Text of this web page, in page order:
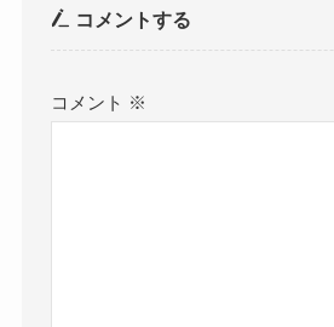
コメントする
コメント ※